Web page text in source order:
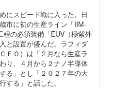
にスピード戦に入った。日
市に初の生産ライン「IIM-
程の必須装備「EUV（極紫外
と設置が盛んだ。ラフィダ
ＥＯ）は「２月なら生産ラ
り、４月から２ナノ半導体
る」とし「２０２７年の大
する」と話した。